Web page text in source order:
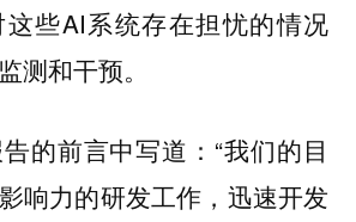
些AI系统存在担忧的情况
测和干预。
的前言中写道：“我们的目
响力的研发工作，迅速开发